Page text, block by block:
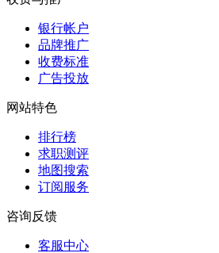
银行帐户
品牌推广
收费标准
广告投放
网站特色
排行榜
求职测评
地图搜索
订阅服务
咨询反馈
客服中心